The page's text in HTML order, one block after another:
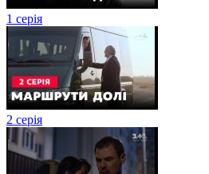
1 серія
2 серія